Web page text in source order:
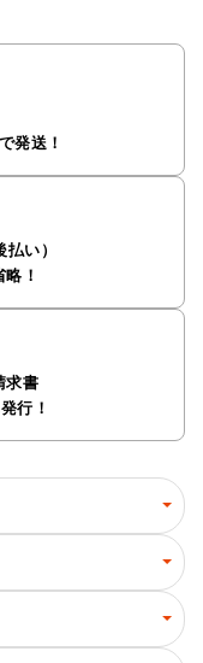
発送！
い）
！
求書
行！